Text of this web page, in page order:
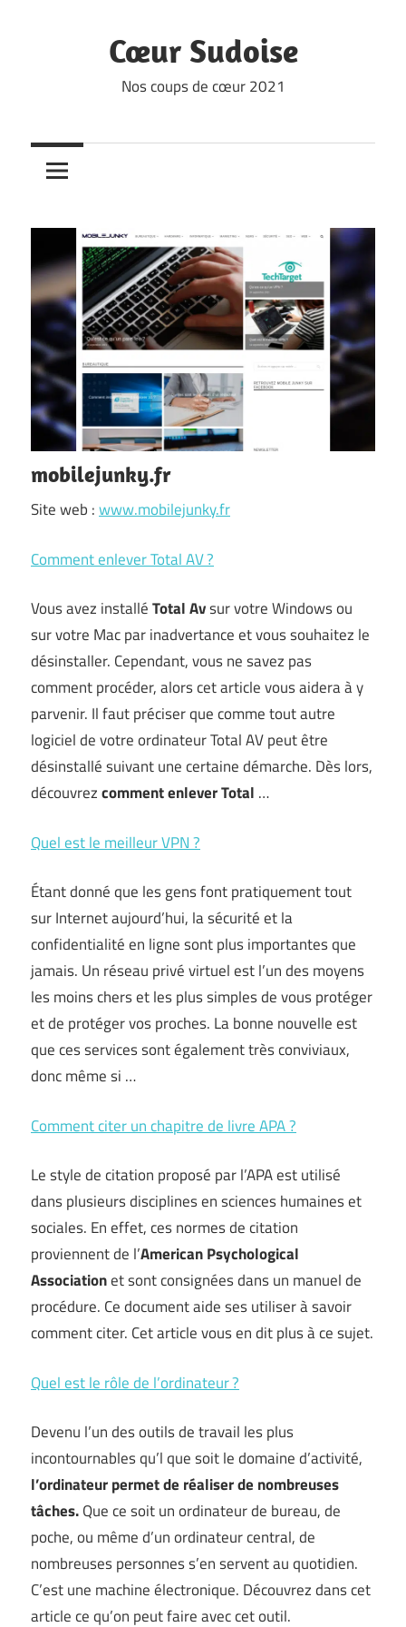
Cœur Sudoise
Nos coups de cœur 2021
mobilejunky.fr
Site web :www.mobilejunky.fr
Comment enlever Total AV ?
Vous avez installéTotal Avsur votre Windows ou
sur votre Mac par inadvertance et vous souhaitez le
désinstaller. Cependant, vous ne savez pas
comment procéder, alors cet article vous aidera à y
parvenir. Il faut préciser que comme tout autre
logiciel de votre ordinateur Total AV peut être
désinstallé suivant une certaine démarche. Dès lors,
découvrezcomment enlever Total …
Quel est le meilleur VPN ?
Étant donné que les gens font pratiquement tout
sur Internet aujourd’hui, la sécurité et la
confidentialité en ligne sont plus importantes que
jamais. Un réseau privé virtuel est l’un des moyens
les moins chers et les plus simples de vous protéger
et de protéger vos proches. La bonne nouvelle est
que ces services sont également très conviviaux,
donc même si …
Comment citer un chapitre de livre APA ?
Le style de citation proposé par l’APA est utilisé
dans plusieurs disciplines en sciences humaines et
sociales. En effet, ces normes de citation
proviennent de l’AmericanPsychological
Associationet sont consignées dans un manuel de
procédure. Ce document aide ses utiliser à savoir
comment citer. Cet article vous en dit plus à ce sujet.
Quel est le rôle de l’ordinateur ?
Devenu l’un des outils de travail les plus
incontournables qu’l que soit le domaine d’activité,
l’ordinateur permet de réaliser de nombreuses
tâches.Que ce soit un ordinateur de bureau, de
poche, ou même d’un ordinateur central, de
nombreuses personnes s’en servent au quotidien.
C’est une machine électronique. Découvrez dans cet
article ce qu’on peut faire avec cet outil.